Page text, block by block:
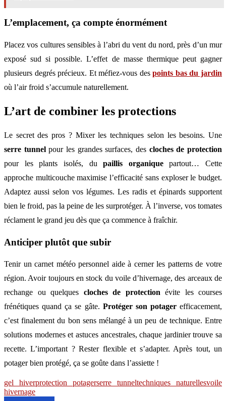
L’emplacement, ça compte énormément
Placez vos cultures sensibles à l’abri du vent du nord, près d’un mur
exposé sud si possible. L’effet de masse thermique peut gagner
plusieurs degrés précieux. Et méfiez-vous despoints bas du jardin
où l’air froid s’accumule naturellement.
L’art de combiner les protections
Le secret des pros ? Mixer les techniques selon les besoins. Une
serre tunnelpour les grandes surfaces, des cloches de protection
pour les plants isolés, dupaillis organiquepartout… Cette
approche multicouche maximise l’efficacité sans exploser le budget.
Adaptez aussi selon vos légumes. Les radis et épinards supportent
bien le froid, pas la peine de les surprotéger. À l’inverse, vos tomates
réclament le grand jeu dès que ça commence à fraîchir.
Anticiper plutôt que subir
Tenir un carnet météo personnel aide à cerner les patterns de votre
région. Avoir toujours en stock du voile d’hivernage, des arceaux de
rechange ou quelques cloches de protectionévite les courses
frénétiques quand ça se gâte. Protéger son potagerefficacement,
c’est finalement du bon sens mélangé à un peu de technique. Entre
solutions modernes et astuces ancestrales, chaque jardinier trouve sa
recette. L’important ? Rester flexible et s’adapter. Après tout, un
potager bien protégé, ça se goûte dans l’assiette !
gel hiverprotection potagerserre tunneltechniques naturellesvoile
hivernage